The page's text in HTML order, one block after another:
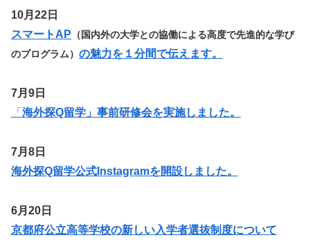
10月22日
スマートAP （国内外の大学との協働による高度で先進的な学び
のプログラム） の魅力を１分間で伝えます。
7月9日
「 海外探Q留学」事前研修会を実施しました。
7月8日
海外探Q留学公式Instagramを開設しました。
6月20日
京都府公立高等学校の新しい入学者選抜制度について